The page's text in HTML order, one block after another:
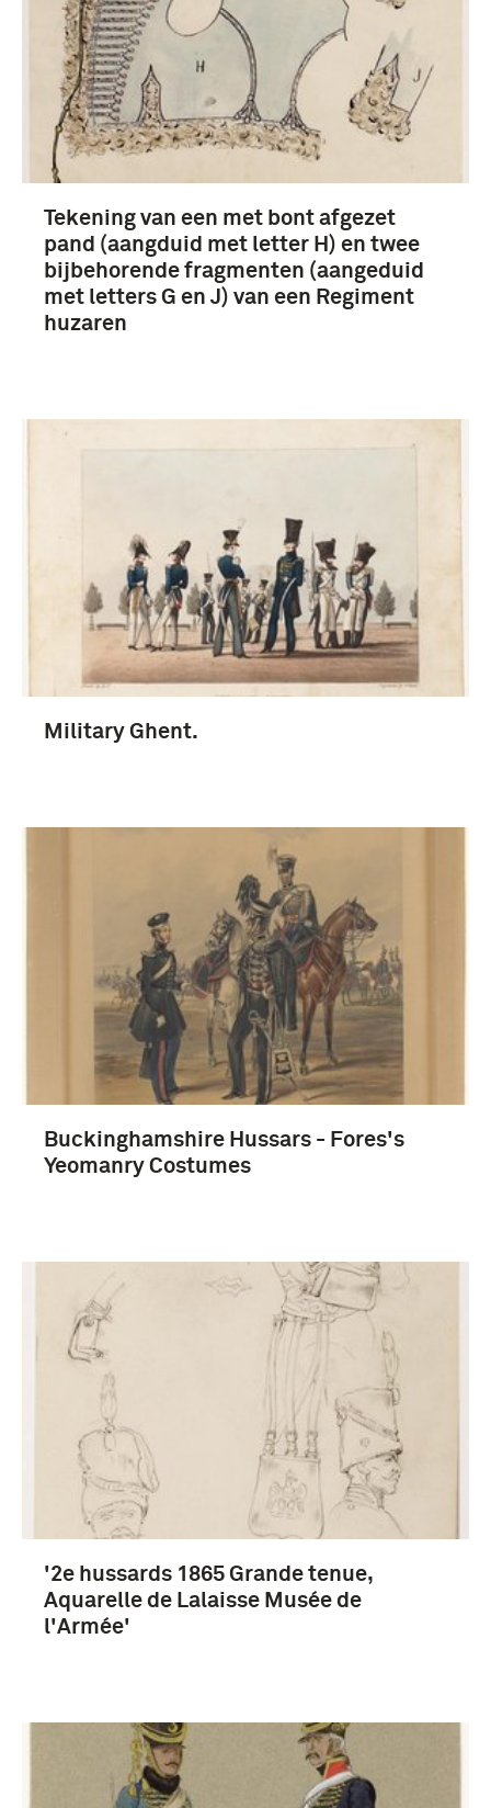
Tekening van een met bont afgezet
pand (aangduid met letter H) en twee
bijbehorende fragmenten (aangeduid
met letters G en J) van een Regiment
huzaren
Military Ghent.
Buckinghamshire Hussars - Fores's
Yeomanry Costumes
'2e hussards 1865 Grande tenue,
Aquarelle de Lalaisse Musée de
l'Armée'